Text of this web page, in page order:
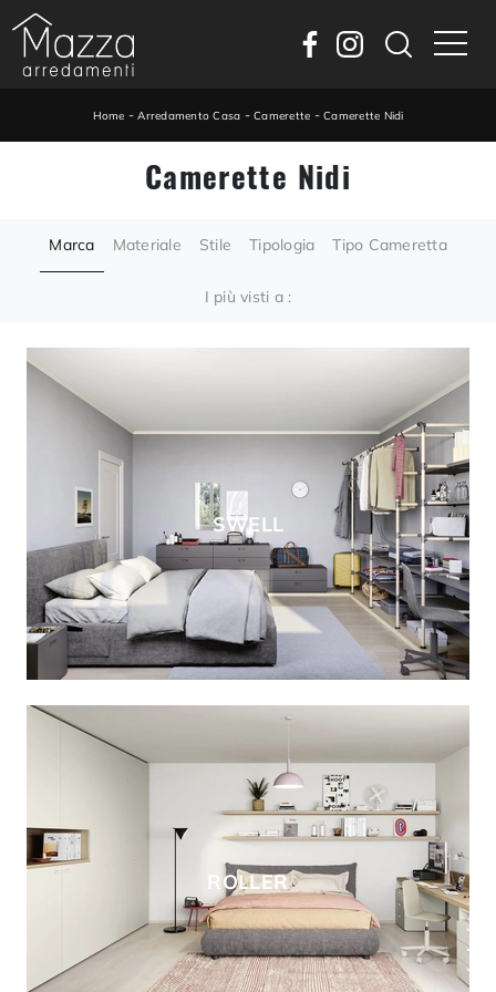
Home -Arredamento Casa - Camerette - Camerette Nidi
Camerette Nidi
Marca Materiale Stile Tipologia Tipo Cameretta
I più visti a :
SWELL
ROLLER